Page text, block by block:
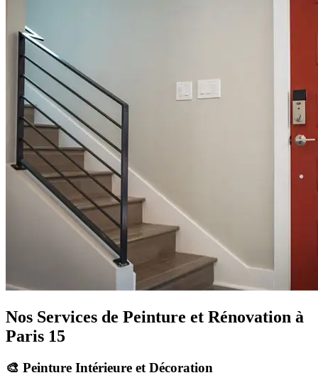
Nos Services de Peinture et Rénovation à
Paris 15
🎨 Peinture Intérieure et Décoration